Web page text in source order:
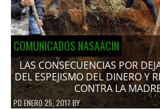
COMUNICADOS NASAACIN
LAS CONSECUENCIAS POR
DEL ESPEJISMO DEL DINERO Y
CONTRA LA
PDENERO 25, 2017BY